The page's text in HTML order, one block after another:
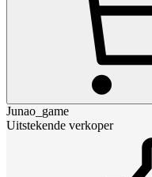
Junao_game
Uitstekende verkoper